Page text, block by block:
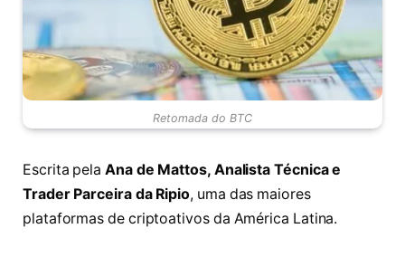
Retomada do BTC
Escrita pela Ana de Mattos, Analista Técnica e
Trader Parceira da Ripio, uma das maiores
plataformas de criptoativos da América Latina.